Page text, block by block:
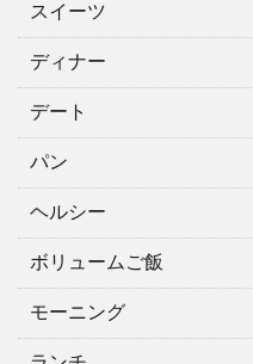
スイーツ
ディナー
デート
パン
ヘルシー
ボリュームご飯
モーニング